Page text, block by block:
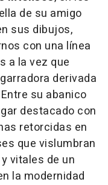
de su amigo
sus dibujos,
con una línea
a la vez que
derivada
su abanico
destacado con
retorcidas en
que vislumbran
vitales de un
la modernidad